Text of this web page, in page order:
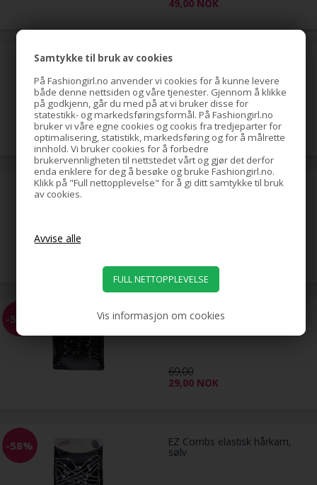
Samtykke til bruk av cookies
På Fashiongirl.no anvender vi cookies for å kunne levere
både denne nettsiden og våre tjenester. Gjennom å klikke
på godkjenn, går du med på at vi bruker disse for
statestikk- og markedsføringsformål. På Fashiongirl.no
bruker vi våre egne cookies og cookis fra tredjeparter for
optimalisering, statistikk, markedsføring og for å målrette
innhold. Vi bruker cookies for å forbedre
brukervennligheten til nettstedet vårt og gjør det derfor
enda enklere for deg å besøke og bruke Fashiongirl.no.
Klikk på "Full nettopplevelse" for å gi ditt samtykke til bruk
av cookies.
Vis informasjon om cookies
49,00 NOK
hestehale-spiral med strass,
79,00 NOK
hestehale-spiral med strass,
-58% EZ Combs elastisk hårkam,
69,00
29,00 NOK
-58% EZ Combs elastisk hårkam,
sølv